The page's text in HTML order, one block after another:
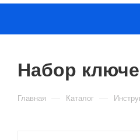
Набор
Главная — Каталог —